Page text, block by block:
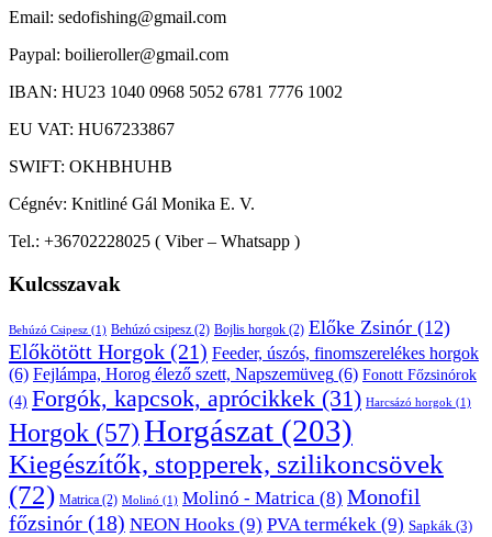
Email: sedofishing@gmail.com
Paypal: boilieroller@gmail.com
IBAN: HU23 1040 0968 5052 6781 7776 1002
EU VAT: HU67233867
SWIFT: OKHBHUHB
Cégnév: Knitliné Gál Monika E. V.
Tel.: +36702228025 ( Viber – Whatsapp )
Kulcsszavak
Behúzó Csipesz (1) Behúzó csipesz (2) Bojlis horgok (2) Előke Zsinór (12)
Előkötött Horgok (21) Feeder, úszós, finomszerelékes horgok
(6) Fejlámpa, Horog élező szett, Napszemüveg (6) Fonott Főzsinórok
(4) Forgók, kapcsok, aprócikkek (31) Harcsázó horgok (1)
Horgok (57)Horgászat (203)
Kiegészítők, stopperek, szilikoncsövek
(72) Matrica (2) Molinó (1) Molinó - Matrica (8) Monofil
főzsinór (18) NEON Hooks (9) PVA termékek (9) Sapkák (3)